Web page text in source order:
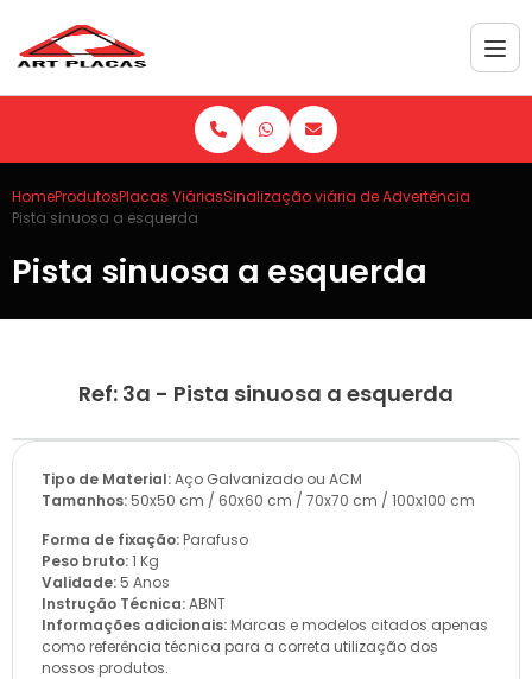
HomeProdutosPlacas ViáriasSinalização viária de Advertência
Pista sinuosa a esquerda
Pista sinuosa a esquerda
Ref: 3a - Pista sinuosa a esquerda
Tipo de Material:Aço Galvanizado ou ACM
Tamanhos: 50x50 cm / 60x60 cm / 70x70 cm / 100x100 cm
Forma de fixação: Parafuso
Peso bruto:1 Kg
Validade: 5 Anos
Instrução Técnica:ABNT
Informações adicionais: Marcas e modelos citados apenas
como referência técnica para a correta utilização dos
nossos produtos.